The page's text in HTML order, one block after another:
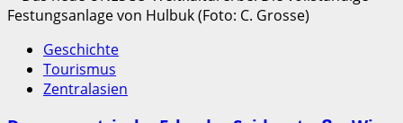
Geschichte
Tourismus
Zentralasien